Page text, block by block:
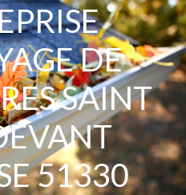
DE
SAINT
51330